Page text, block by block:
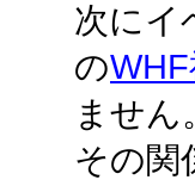
次にイ
の
ませ
その関